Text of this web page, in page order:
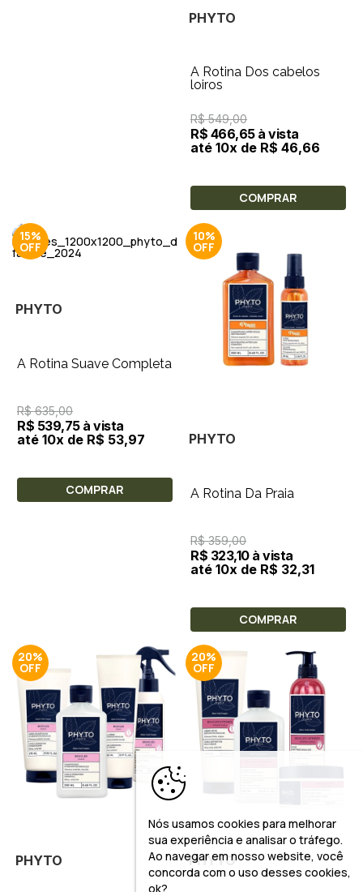
PHYTO
A Rotina Dos cabelos
loiros
R$ 549,00
R$ 466,65 à vista
até 10x de R$ 46,66
COMPRAR
15%
PHYTO
A Rotina Suave Completa
R$ 635,00
R$ 539,75 à vista
até 10x de R$ 53,97
COMPRAR
10%
PHYTO
A Rotina Da Praia
R$ 359,00
R$ 323,10 à vista
até 10x de R$ 32,31
COMPRAR
20%
PHYTO
20%
PHYTO
Nós usamos cookies para melhorar
sua experiência e analisar o tráfego.
Ao navegar em nosso website, você
concorda com o uso desses cookies,
ok?